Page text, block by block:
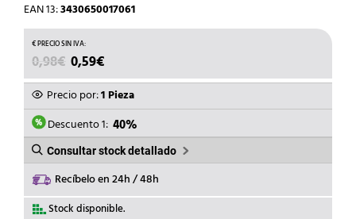
EAN 13:3430650017061
0,98€ EL
PRECIO
ORIGINAL
ERA:
0,98€.
0,59€
PRECIO
ACTUAL
ES:
0,59€.
Precio por:1 Pieza
Descuento 1: 40%
Consultar stock detallado
Recíbelo en 24h / 48h
Stock disponible.